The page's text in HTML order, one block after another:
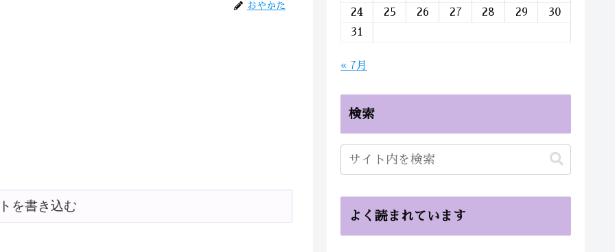
おやかた
を書き込む
24
25 26 27 28 29
30
31
« 7月
検索
よく読まれています